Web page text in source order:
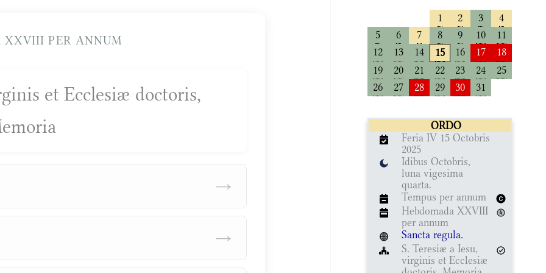
XXVIII PER ANNUM
et Ecclesiæ doctoris,
→
→
1 2 3
4
5
6 7 8 9 10
11
12
13 14 15 16 17
18
19
20 21 22 23 24
25
26
27 28 29 30 31
ORDO
Feria IV 15 Octobris
2025
Idibus Octobris,
luna vigesima
quarta.
Tempus per annum
Hebdomada XXVIII
per annum
Sancta regula.
S. Teresiæ a Iesu,
virginis et Ecclesiæ